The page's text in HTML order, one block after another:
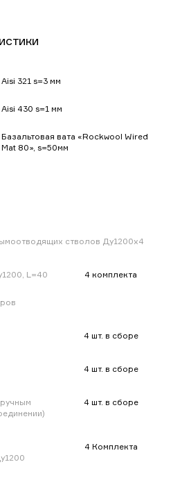
Aisi 321 s=3 мм
Aisi 430 s=1 мм
Базальтовая вата «Rockwool Wired
Mat 80», s=50мм
стволов Ду1200х4
L=40
4 комплекта
4 шт. в сборе
4 шт. в сборе
4 шт. в сборе
4 Комплекта